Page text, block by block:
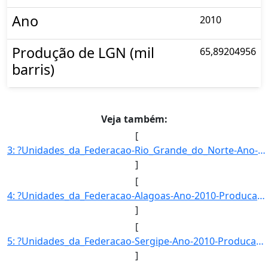
Ano 2010
Produção de LGN (mil
barris)
65,89204956
Veja também:
[
3: ?Unidades_da_Federacao-Rio_Grande_do_Norte-Ano-2010-Producao_de_LGN_(mil_barris)-1877-307011}]
]
[
4: ?Unidades_da_Federacao-Alagoas-Ano-2010-Producao_de_LGN_(mil_barris)-586-9895995}]
]
[
5: ?Unidades_da_Federacao-Sergipe-Ano-2010-Producao_de_LGN_(mil_barris)-1427-730262}]
]